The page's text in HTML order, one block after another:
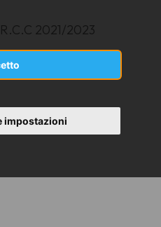
impostazioni
2021/2023